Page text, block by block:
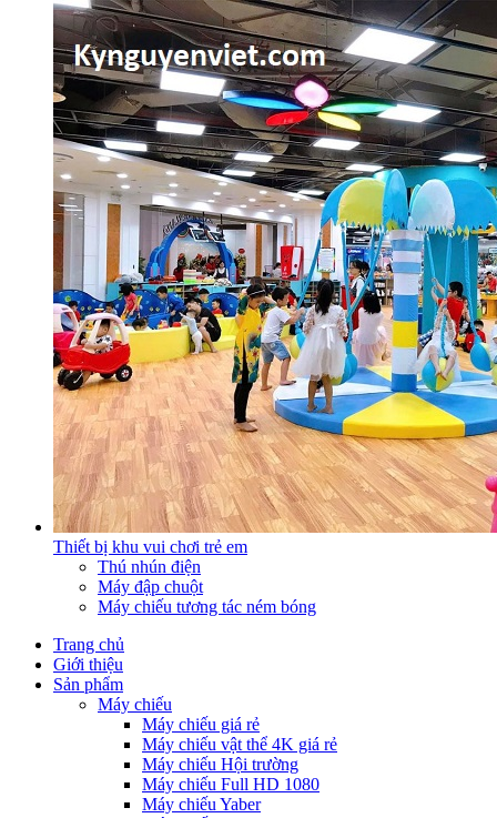
Thiết bị khu vui chơi trẻ em
Thú nhún điện
Máy đập chuột
Máy chiếu tương tác ném bóng
Trang chủ
Giới thiệu
Sản phẩm
Máy chiếu
Máy chiếu giá rẻ
Máy chiếu vật thể 4K giá rẻ
Máy chiếu Hội trường
Máy chiếu Full HD 1080
Máy chiếu Yaber